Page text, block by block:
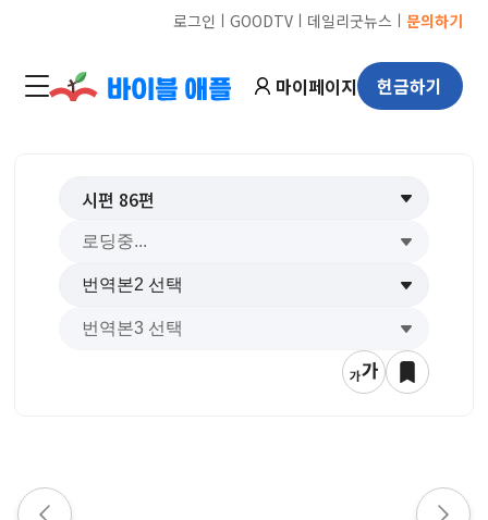
로그인 ㅣ GOODTVㅣ 데일리굿뉴스 ㅣ 문의하기
마이페이지 헌금하기
시편 86편